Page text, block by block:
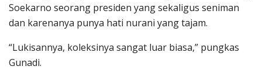
Soekarno seorang presiden yang sekaligus seniman
dan karenanya punya hati nurani yang tajam.
“Lukisannya, koleksinya sangat luar biasa,” pungkas
Gunadi.